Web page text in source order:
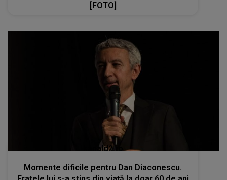
[FOTO]
kanald2.ro
Momente dificile pentru Dan Diaconescu.